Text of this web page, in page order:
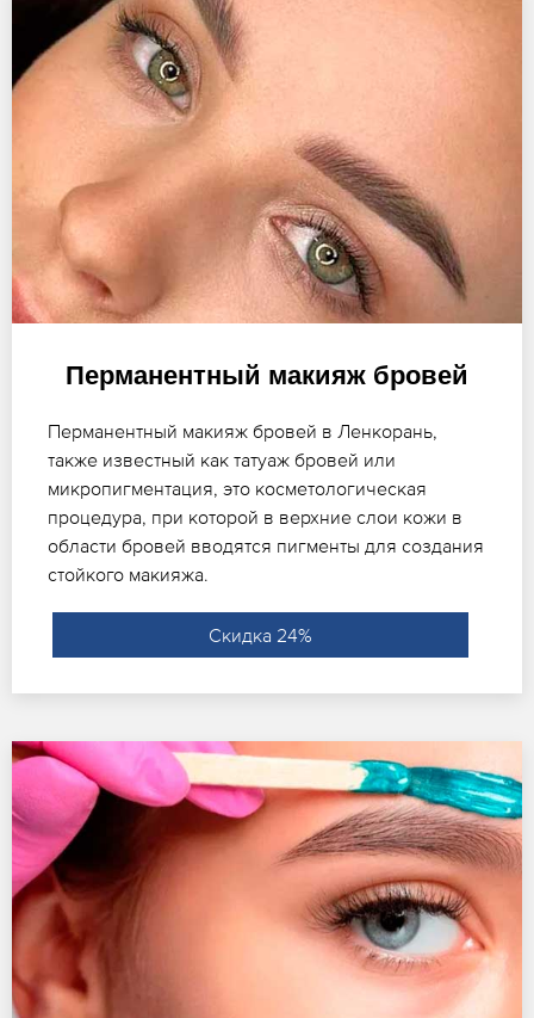
Перманентный макияж бровей
Перманентный макияж бровей в Ленкорань,
также известный как татуаж бровей или
микропигментация, это косметологическая
процедура, при которой в верхние слои кожи в
области бровей вводятся пигменты для создания
стойкого макияжа.
Скидка 24%